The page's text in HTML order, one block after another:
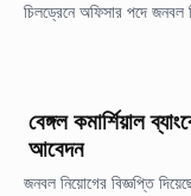
চিলড্রেনে অফিসার পদে জনবল
বেঙ্গল কমার্শিয়াল
আবেদন
জনবল নিয়োগের বিজ্ঞপ্তি